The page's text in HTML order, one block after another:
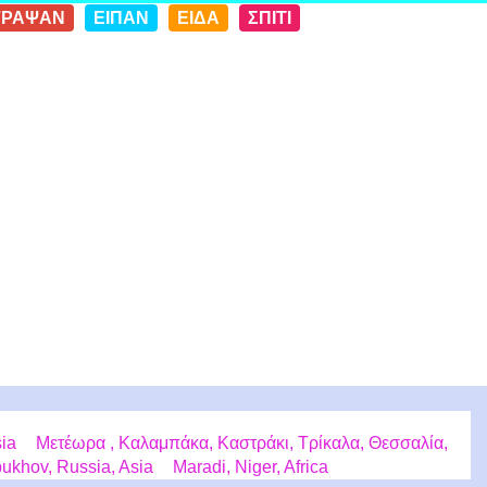
ΕΙΠΑΝ ΕΙΔΑ ΣΠΙΤΙ
Μετέωρα , Καλαμπάκα, Καστράκι, Τρίκαλα, Θεσσαλία,
Russia, Asia
Maradi, Niger, Africa